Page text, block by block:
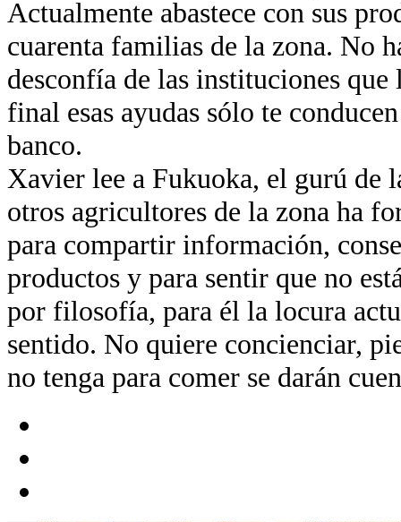
Actualmente abastece con sus
cuarenta familias de la zona. No
desconfía de las instituciones
final esas ayudas sólo te
banco.
Xavier lee a Fukuoka, el gurú de
otros agricultores de la zona ha
para compartir información,
productos y para sentir que no
por filosofía, para él la locura
sentido. No quiere concienciar,
no tenga para comer se darán